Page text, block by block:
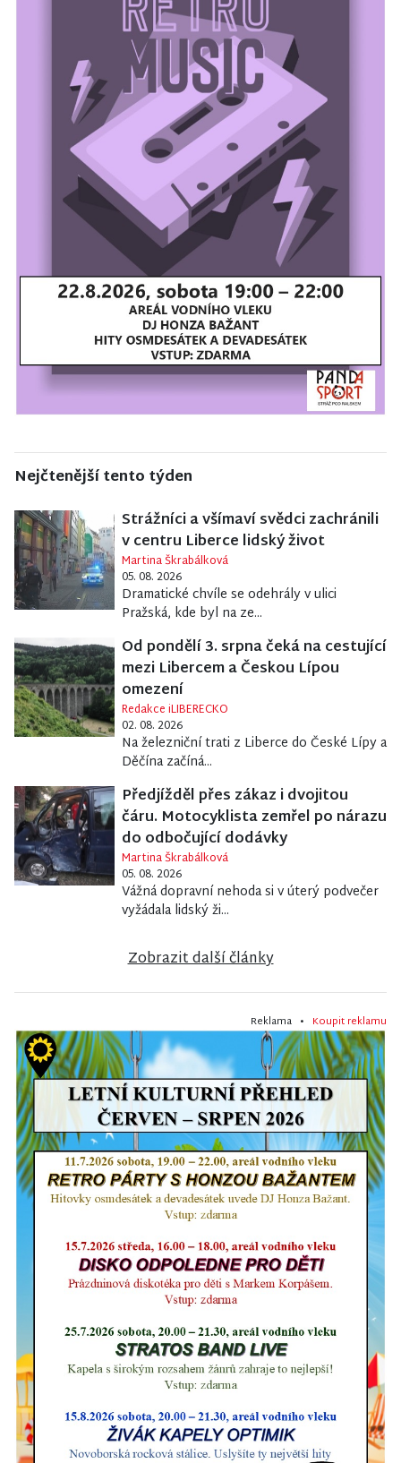
Nejčtenější tento týden
Strážníci a všímaví svědci zachránili
v centru Liberce lidský život
Martina Škrabálková
05. 08. 2026
Dramatické chvíle se odehrály v ulici
Pražská, kde byl na ze...
Od pondělí 3. srpna čeká na cestující
mezi Libercem a Českou Lípou
omezení
Redakce iLIBERECKO
02. 08. 2026
Na železniční trati z Liberce do České Lípy a
Děčína začíná...
Předjížděl přes zákaz i dvojitou
čáru. Motocyklista zemřel po nárazu
do odbočující dodávky
Martina Škrabálková
05. 08. 2026
Vážná dopravní nehoda si v úterý podvečer
vyžádala lidský ži...
Zobrazit další články
Reklama • Koupit reklamu